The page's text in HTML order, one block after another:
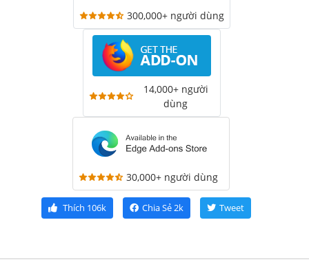
300,000+ người dùng
14,000+ người
dùng
30,000+ người dùng
Thích 106k Chia Sẻ2k Tweet